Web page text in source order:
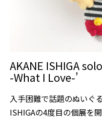
AKANE ISHIGA
-What I Love-’
入手困難で話題のぬいぐ
ISHIGAの4度目の個展を開